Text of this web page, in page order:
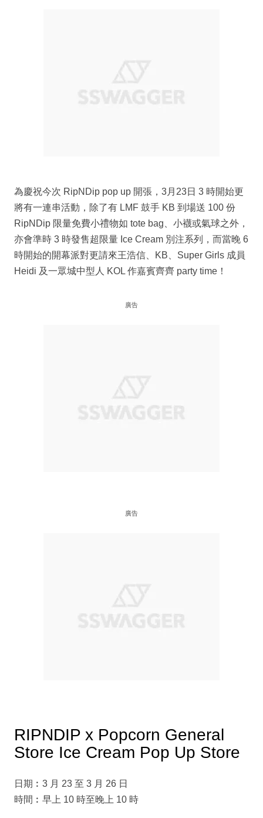
為慶祝今次 RipNDip pop up 開張，3月23日 3 時開始更
將有一連串活動，除了有 LMF 鼓手 KB 到場送 100 份
RipNDip 限量免費小禮物如 tote bag、小襪或氣球之外，
亦會準時 3 時發售超限量 Ice Cream 別注系列，而當晚 6
時開始的開幕派對更請來王浩信、KB、Super Girls 成員
Heidi 及一眾城中型人 KOL 作嘉賓齊齊 party time！
廣告
廣告
RIPNDIP x Popcorn General
Store Ice Cream Pop Up Store
日期︰3 月 23 至 3 月 26 日
時間︰早上 10 時至晚上 10 時